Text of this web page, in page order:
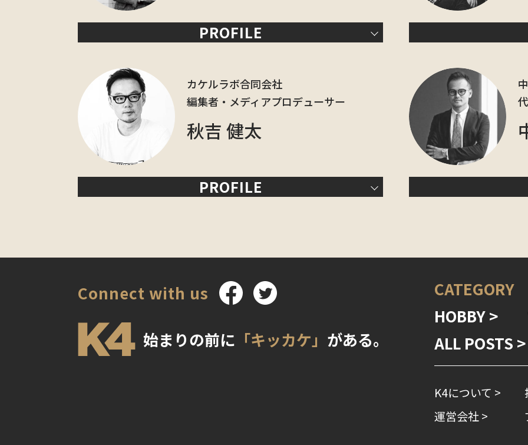
PROFILE
カケルラボ合同会社
編集者・メディアプロデューサー
秋吉 健太
PROFILE
Connect with us
始まりの前に 「キッカケ」 がある。
CATEGORY
HOBBY >
ALL POSTS >
K4について >
運営会社 >